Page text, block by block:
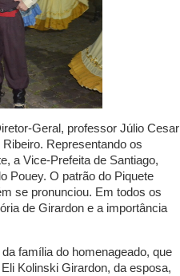
Geral, professor Júlio Cesar
Representando os
a Vice-Prefeita de Santiago,
Pouey. O patrão do Piquete
se pronunciou. Em todos os
de Girardon e a importância
família do homenageado, que
Kolinski Girardon, da esposa,